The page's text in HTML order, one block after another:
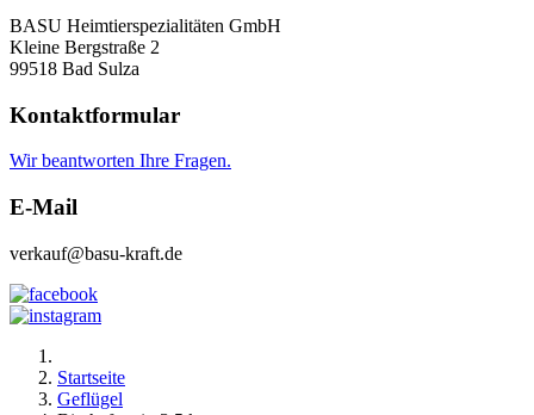
BASU Heimtierspezialitäten GmbH
Kleine Bergstraße 2
99518 Bad Sulza
Kontaktformular
Wir beantworten Ihre Fragen.
E-Mail
verkauf@basu-kraft.de
Startseite
Geflügel